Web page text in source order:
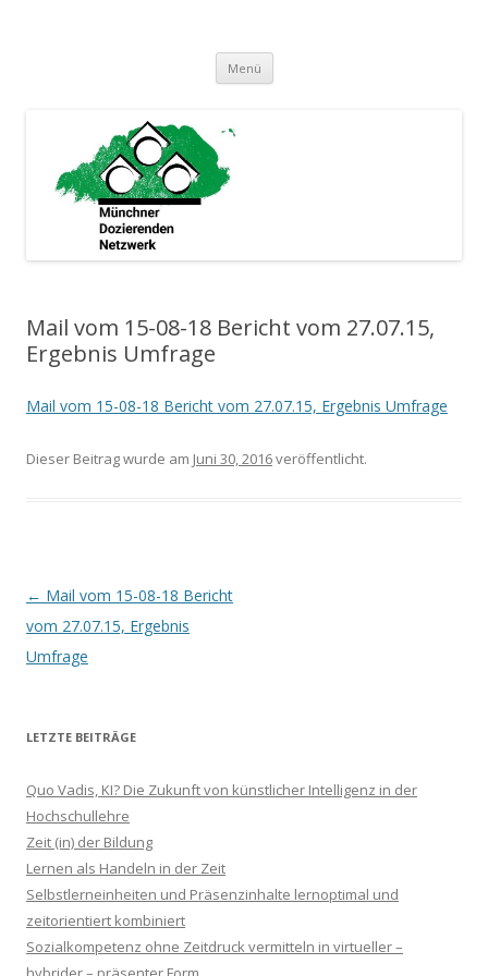
Menü Springe
Inhalt
Mail vom 15-08-18 Bericht vom 27.07.15,
Ergebnis Umfrage
Mail vom 15-08-18 Bericht vom 27.07.15, Ergebnis Umfrage
Dieser Beitrag wurde am Juni 30, 2016veröffentlicht.
Beitrags-
Navigation
← Mail vom 15-08-18 Bericht
vom 27.07.15, Ergebnis
Umfrage
LETZTE BEITRÄGE
Quo Vadis, KI? Die Zukunft von künstlicher Intelligenz in der
Hochschullehre
Zeit (in) der Bildung
Lernen als Handeln in der Zeit
Selbstlerneinheiten und Präsenzinhalte lernoptimal und
zeitorientiert kombiniert
Sozialkompetenz ohne Zeitdruck vermitteln in virtueller –